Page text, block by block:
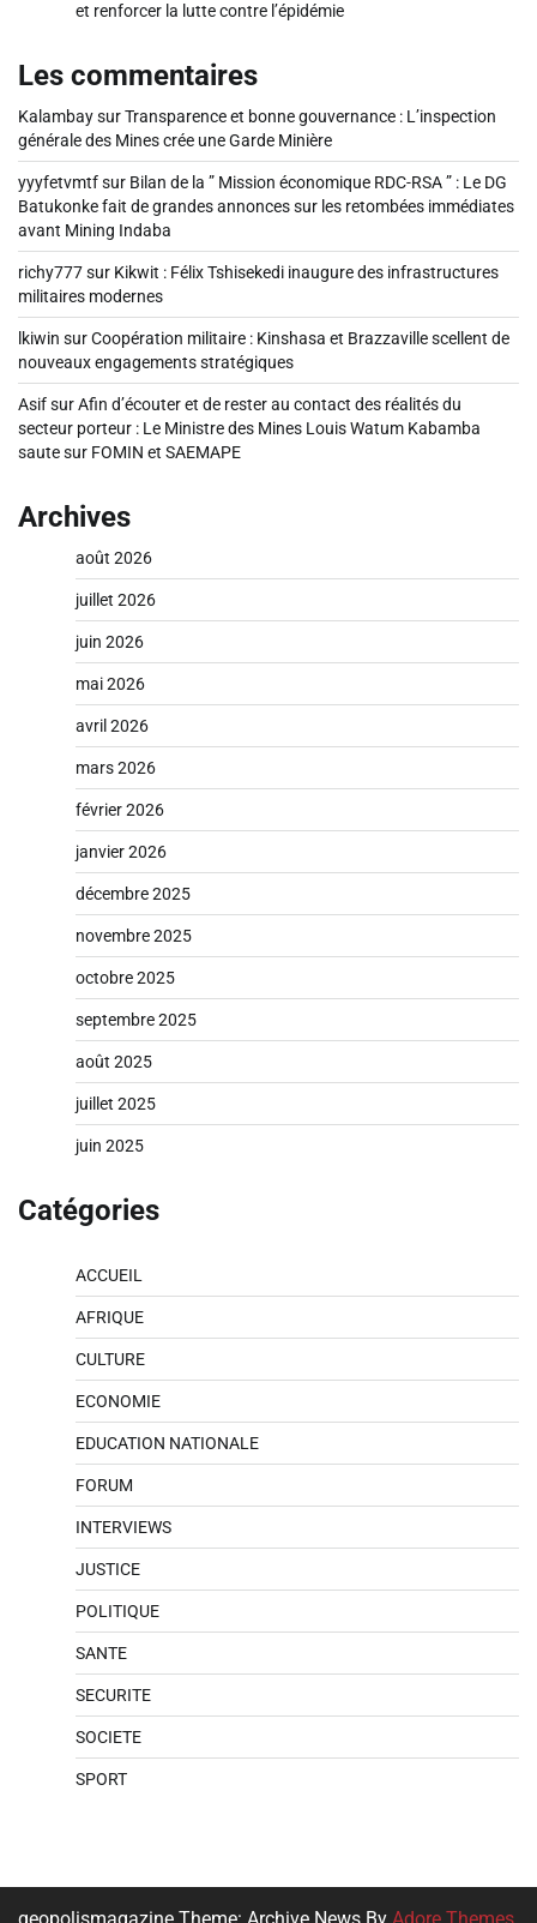
et renforcer la lutte contre l’épidémie
Les commentaires
KalambaysurTransparence et bonne gouvernance : L’inspection
générale des Mines crée une Garde Minière
yyyfetvmtfsur Bilan de la ” Mission économique RDC-RSA ” : Le DG
Batukonke fait de grandes annonces sur les retombées immédiates
avant Mining Indaba
richy777sur Kikwit : Félix Tshisekedi inaugure des infrastructures
militaires modernes
lkiwin surCoopération militaire : Kinshasa et Brazzaville scellent de
nouveaux engagements stratégiques
AsifsurAfin d’écouter et de rester au contact des réalités du
secteur porteur : Le Ministre des Mines Louis Watum Kabamba
saute sur FOMIN et SAEMAPE
Archives
août 2026
juillet 2026
juin 2026
mai 2026
avril 2026
mars 2026
février 2026
janvier 2026
décembre 2025
novembre 2025
octobre 2025
septembre 2025
août 2025
juillet 2025
juin 2025
Catégories
ACCUEIL
AFRIQUE
CULTURE
ECONOMIE
EDUCATION NATIONALE
FORUM
INTERVIEWS
JUSTICE
POLITIQUE
SANTE
SECURITE
SOCIETE
SPORT